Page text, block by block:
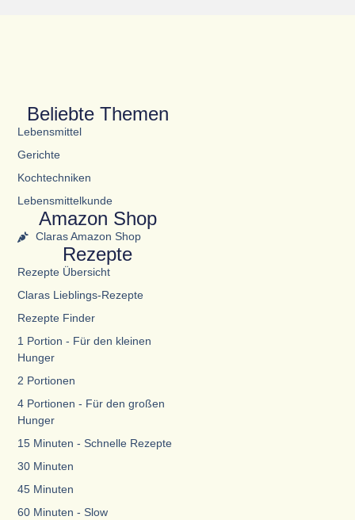
Beliebte Themen
Lebensmittel
Gerichte
Kochtechniken
Lebensmittelkunde
Amazon Shop
Claras Amazon Shop
Rezepte
Rezepte Übersicht
Claras Lieblings-Rezepte
Rezepte Finder
1 Portion - Für den kleinen
Hunger
2 Portionen
4 Portionen - Für den großen
Hunger
15 Minuten - Schnelle Rezepte
30 Minuten
45 Minuten
60 Minuten - Slow